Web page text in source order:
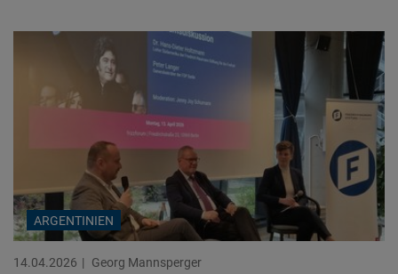
ARGENTINIEN
14.04.2026 Georg Mannsperger